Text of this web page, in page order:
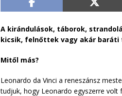
A kirándulások, táborok,
kicsik, felnőttek vagy akár baráti
Mitől más?
Leonardo da Vinci a reneszánsz
tudjuk, hogy Leonardo egyszerre volt